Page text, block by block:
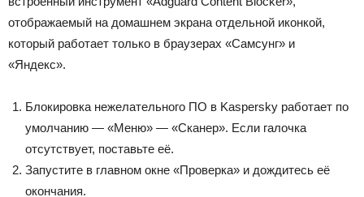
отображаемый на домашнем экрана отдельной иконкой,
который работает только в браузерах «Самсунг» и
«Яндекс».
Блокировка нежелательного ПО в Kaspersky работает по
умолчанию — «Меню» — «Сканер». Если галочка
отсутствует, поставьте её.
Запустите в главном окне «Проверка» и дождитесь её
окончания.